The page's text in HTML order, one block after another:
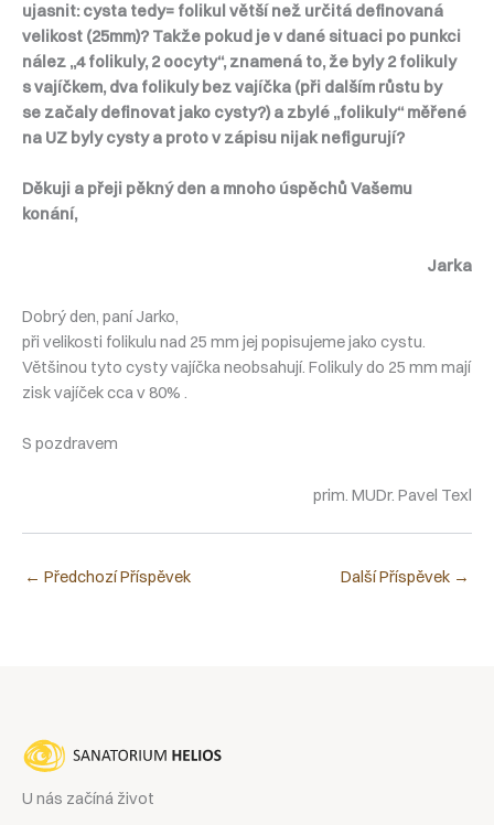
ujasnit: cysta tedy= folikul větší než určitá definovaná
velikost (25mm)? Takže pokud je v dané situaci po punkci
nález „4 folikuly, 2 oocyty“, znamená to, že byly 2 folikuly
s vajíčkem, dva folikuly bez vajíčka (při dalším růstu by
se začaly definovat jako cysty?) a zbylé „folikuly“ měřené
na UZ byly cysty a proto v zápisu nijak nefigurují?
Děkuji a přeji pěkný den a mnoho úspěchů Vašemu
konání,
Jarka
Dobrý den, paní Jarko,
při velikosti folikulu nad 25 mm jej popisujeme jako cystu.
Většinou tyto cysty vajíčka neobsahují. Folikuly do 25 mm mají
zisk vajíček cca v 80% .
S pozdravem
prim. MUDr. Pavel Texl
← Předchozí Příspěvek Další Příspěvek →
U nás začíná život